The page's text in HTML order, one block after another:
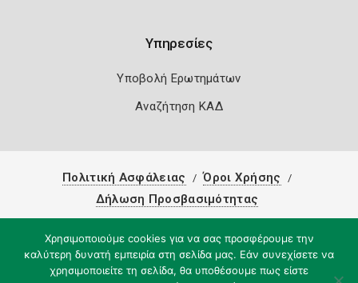
Υπηρεσίες
Υποβολή Ερωτημάτων
Αναζήτηση ΚΑΔ
Πολιτική Ασφάλειας
Όροι Χρήσης
Δήλωση Προσβασιμότητας
Χρησιμοποιούμε cookies για να σας προσφέρουμε την
καλύτερη δυνατή εμπειρία στη σελίδα μας. Εάν συνεχίσετε να
χρησιμοποιείτε τη σελίδα, θα υποθέσουμε πως είστε